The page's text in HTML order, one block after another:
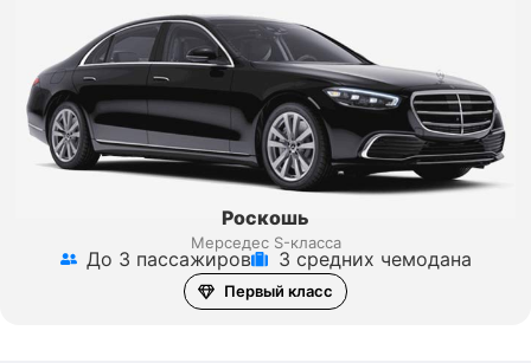
Роскошь
Мерседес S-класса
До 3 пассажиров 3 средних чемодана
Первый класс